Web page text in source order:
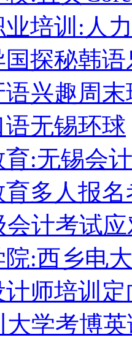
培训:人
探秘韩
兴趣周末
无锡环球
:无锡会
多人报
会计考试
:西乡电
师培训定
大学考博